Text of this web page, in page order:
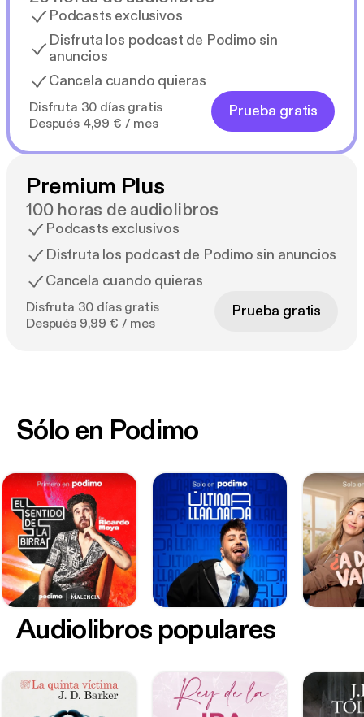
Podcasts exclusivos
Disfruta los podcast de Podimo sin
anuncios
Cancela cuando quieras
Disfruta 30 días gratis
Después 4,99 € / mes
Prueba gratis
Premium Plus
100 horas de audiolibros
Podcasts exclusivos
Disfruta los podcast de Podimo sin anuncios
Cancela cuando quieras
Disfruta 30 días gratis
Después 9,99 € / mes
Prueba gratis
Sólo en Podimo
Audiolibros populares